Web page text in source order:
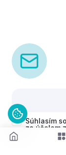
Súhlasím so
za účelom